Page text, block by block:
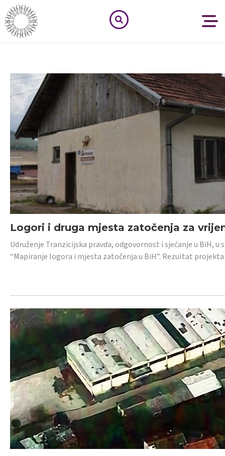
Logori i druga mjesta zatočenja za
Udruženje Tranzicijska pravda, odgovornost i sjećanje u BiH,
“Mapiranje logora i mjesta zatočenja u BiH”. Rezultat